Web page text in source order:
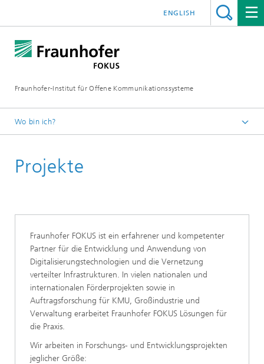
Fraunhofer-Institut für Offene Kommunikationssysteme
ENGLISH
Wo bin ich?
Institut
Projekte
Fraunhofer FOKUS ist ein erfahrener und kompetenter
Partner für die Entwicklung und Anwendung von
Digitalisierungstechnologien und die Vernetzung
verteilter Infrastrukturen. In vielen nationalen und
internationalen Förderprojekten sowie in
Auftragsforschung für KMU, Großindustrie und
Verwaltung erarbeitet Fraunhofer FOKUS Lösungen für
die Praxis.
Wir arbeiten in Forschungs- und Entwicklungsprojekten
jeglicher Größe: